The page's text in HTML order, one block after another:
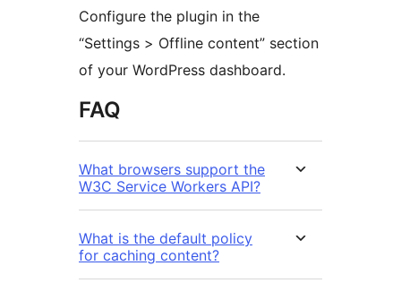
Configure the plugin in the
“Settings > Offline content” section
of your WordPress dashboard.
FAQ
What browsers support the
W3C Service Workers API?
What is the default policy
for caching content?